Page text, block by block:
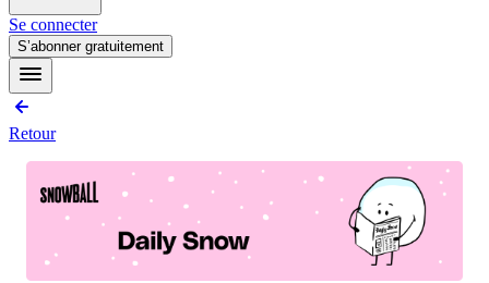
Se connecter
S’abonner gratuitement
Retour